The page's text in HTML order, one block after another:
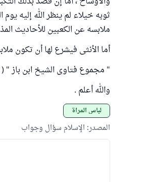
ثوبه خيلاء لم ينظر الله إليه
ملابسه عن الكعبين للأحاديث
أما الأنثى فيشرع لها أن تكون
" مجموع فتاوى الشيخ ابن باز " ( 5 / 380 ) .
والله أعلم .
لباس المرأة
المصدر: الإسلام سؤال وجواب